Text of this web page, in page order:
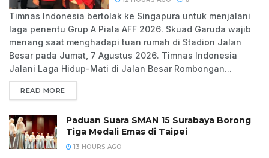
Timnas Indonesia bertolak ke Singapura untuk menjalani
laga penentu Grup A Piala AFF 2026. Skuad Garuda wajib
menang saat menghadapi tuan rumah di Stadion Jalan
Besar pada Jumat, 7 Agustus 2026. Timnas Indonesia
Jalani Laga Hidup-Mati di Jalan Besar Rombongan...
READ MORE
Paduan Suara SMAN 15 Surabaya Borong
Tiga Medali Emas di Taipei
13 HOURS AGO